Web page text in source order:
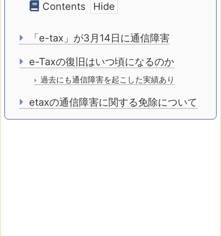
Contents
「e-tax」が3月14日に通信障害
e-Taxの復旧はいつ頃になるのか
過去にも通信障害を起こした実績あり
etaxの通信障害に関する免除について